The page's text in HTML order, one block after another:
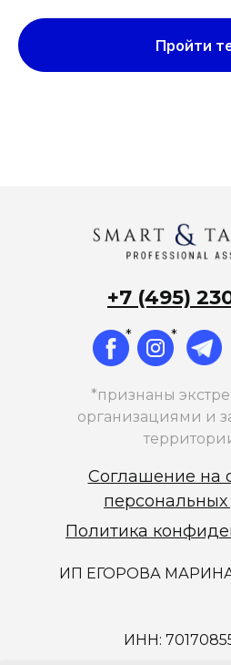
Пройти
ИП ЕГОРОВА
ИНН:
+7 (495)
Соглашение на
Политика
*признаны
организациями и
* *